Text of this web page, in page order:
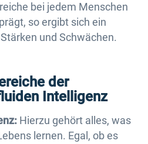
bei jedem Menschen
so ergibt sich ein
und Schwächen.
der
Intelligenz
Hierzu gehört alles, was
lernen. Egal, ob es